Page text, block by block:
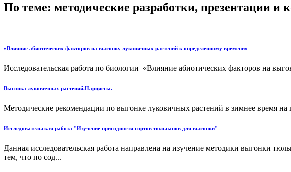
По теме: методические разработки, презентации и
«Влияние абиотических факторов на выгонку луковичных растений к определенному времени»
Исследовательская работа по биологии «Влияние абиотических факторов на
Выгонка луковичных растений.Нарциссы.
Методические рекомендации по выгонке луковичных растений в зимнее время на
Исследовательская работа "Изучение пригодности сортов тюльпанов для выгонки"
Данная исследовательская работа направлена на изучение методики выгонки
тем, что по сод...